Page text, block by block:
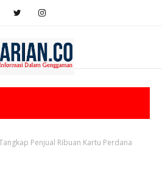
Penjual Ribuan Kartu Perdana